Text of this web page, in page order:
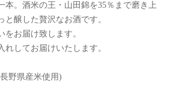
本。酒米の王・山田錦を35％まで磨き上
と醸した贅沢なお酒です。
をお届け致します。
れしてお届けいたします。
野県産米使用)